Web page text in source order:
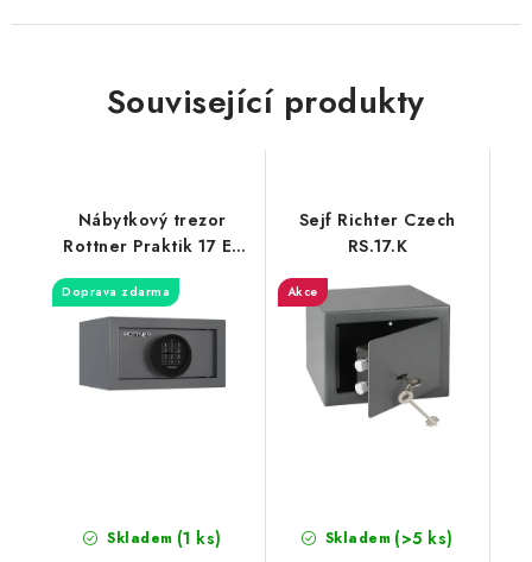
Související produkty
Nábytkový trezor
Rottner Praktik 17 EL
S1 – 15 RU
Doprava zdarma
Skladem (1 ks)
Sejf Richter Czech
RS.17.K
Akce
Skladem (>5 ks)